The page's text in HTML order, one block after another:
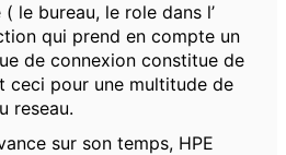
le bureau, le role dans l’
qui prend en compte un
de connexion constitue de
ceci pour une multitude de
reseau.
sur son temps, HPE